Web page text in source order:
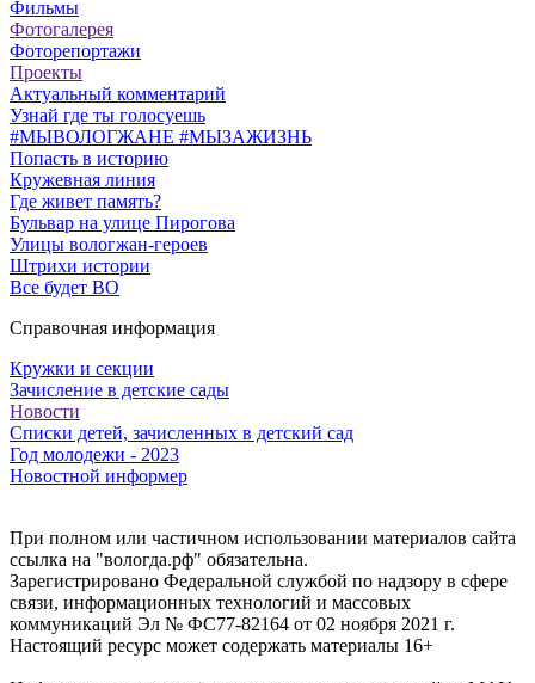
Фильмы
Фотогалерея
Фоторепортажи
Проекты
Актуальный комментарий
Узнай где ты голосуешь
#МЫВОЛОГЖАНЕ #МЫЗАЖИЗНЬ
Попасть в историю
Кружевная линия
Где живет память?
Бульвар на улице Пирогова
Улицы вологжан-героев
Штрихи истории
Все будет ВО
Справочная информация
Кружки и секции
Зачисление в детские сады
Новости
Списки детей, зачисленных в детский сад
Год молодежи - 2023
Новостной информер
При полном или частичном использовании материалов сайта
ссылка на "вологда.рф" обязательна.
Зарегистрировано Федеральной службой по надзору в сфере
связи, информационных технологий и массовых
коммуникаций Эл № ФС77-82164 от 02 ноября 2021 г.
Настоящий ресурс может содержать материалы 16+